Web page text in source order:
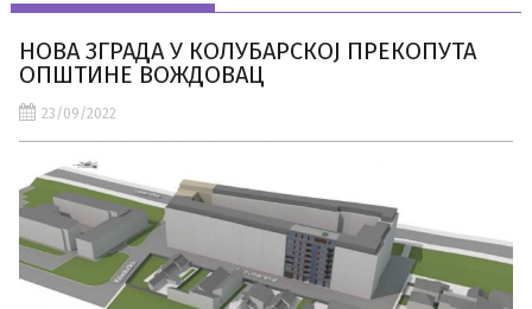
НОВА ЗГРАДА У КОЛУБАРСКОЈ ПРЕКОПУТА
ОПШТИНЕ ВОЖДОВАЦ
23/09/2022